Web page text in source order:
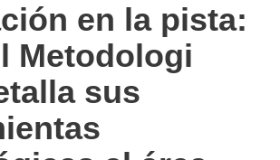
en la pista:
Metodologi
sus